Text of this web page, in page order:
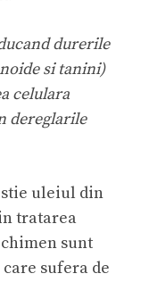
durerile
si tanini)
celulara
dereglarile
stie uleiul din
tratarea
sunt
sufera de